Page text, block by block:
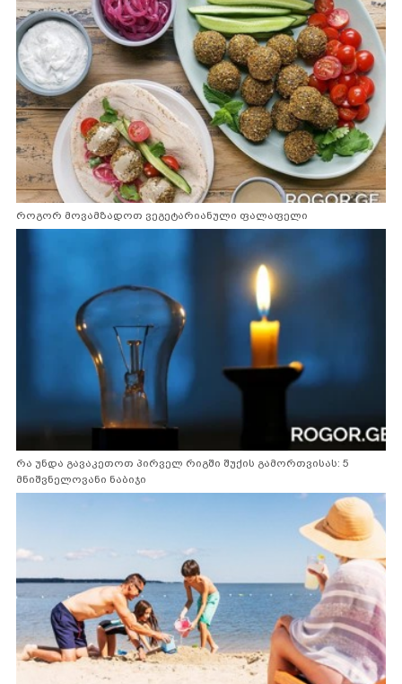
როგორ მოვამზადოთ ვეგეტარიანული ფალაფელი
რა უნდა გავაკეთოთ პირველ რიგში შუქის გამორთვისას: 5
მნიშვნელოვანი ნაბიჯი